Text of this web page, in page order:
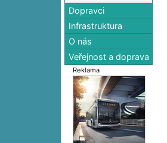
Dopravci
Infrastruktura
O nás
Veřejnost a doprava
Reklama